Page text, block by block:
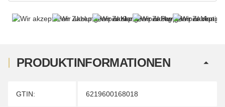
PRODUKTINFORMATIONEN
Produkteigenschaft
Wert
GTIN: 6219600168018